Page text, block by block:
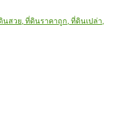
สวย, ที่ดินราคาถูก, ที่ดินเปล่า,